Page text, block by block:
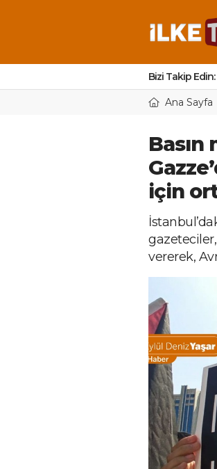
Bizi Takip Edin:
Ana Sayfa
için
vererek,